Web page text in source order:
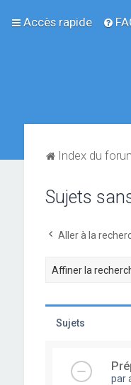
Accès rapide
Index du
Sujets
Aller à la
Sujets
par